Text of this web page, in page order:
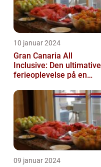
10 januar 2024
Gran Canaria All
Inclusive: Den ultimative
ferieoplevelse på en
09 januar 2024